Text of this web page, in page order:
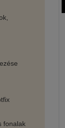
fonalak